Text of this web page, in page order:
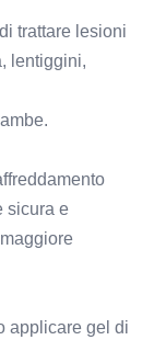
trattare lesioni
lentiggini,
sicura e
applicare gel di